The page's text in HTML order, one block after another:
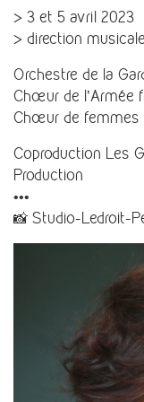
> 3 et 5 avril 2023
> direction
Orchestre de la
Chœur de l’Armée
Chœur de femmes
Coproduction Les
Production
•••
📸 Studio-Ledroit-